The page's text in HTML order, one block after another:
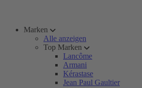
Marken
Alle anzeigen
Top Marken
Lancôme
Armani
Kérastase
Jean Paul Gaultier